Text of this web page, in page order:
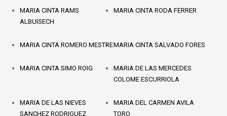
MARIA CINTA RAMS
ALBUISECH
MARIA CINTA RODA FERRER
MARIA CINTA ROMERO MESTREMARIA CINTA SALVADO FORES
MARIA CINTA SIMO ROIG
MARIA DE LAS MERCEDES
COLOME ESCURRIOLA
MARIA DE LAS NIEVES
SANCHEZ RODRIGUEZ
MARIA DEL CARMEN AVILA
TORO